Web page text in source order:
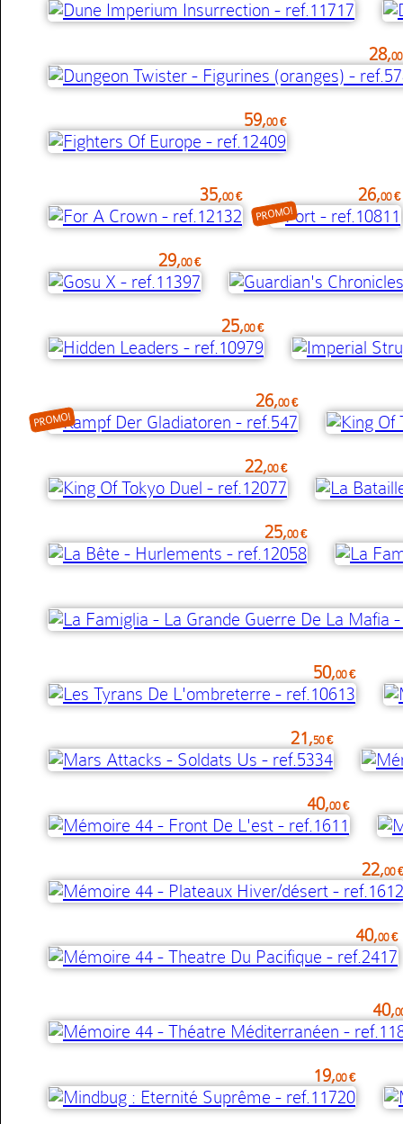
28,
59,00 €
35,00 €
PROMO!
26,00 €
29,00 €
25,00 €
PROMO!
26,00 €
22,00 €
25,00 €
50,00 €
21,50 €
40,00 €
22,00
40,00 €
40,
19,00 €